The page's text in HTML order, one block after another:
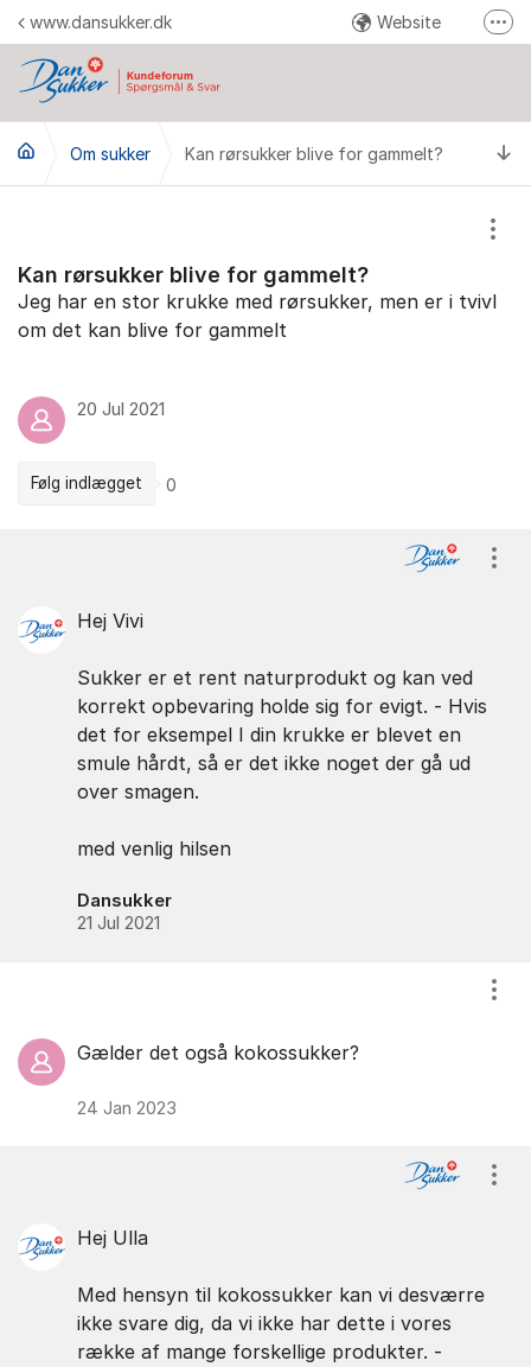
Gå til indhold
www.dansukker.dk Website
Instagram
Send en reklamation
Om sukker Kan rørsukker blive for gammelt?
Kan rørsukker blive for gammelt?
Vis/
Jeg har en stor krukke med rørsukker, men er i tvivl
om det kan blive for gammelt
20 Jul 2021
Følg indlægget 0
Hej Vivi
Sukker er et rent naturprodukt og kan ved
korrekt opbevaring holde sig for evigt. - Hvis
det for eksempel I din krukke er blevet en
smule hårdt, så er det ikke noget der gå ud
over smagen.
med venlig hilsen
Dansukker
21 Jul 2021
Vis/
Gælder det også kokossukker?
24 Jan 2023
Vis/
Hej Ulla
Med hensyn til kokossukker kan vi desværre
ikke svare dig, da vi ikke har dette i vores
række af mange forskellige produkter. -
Vis/